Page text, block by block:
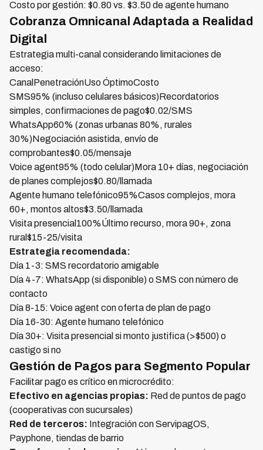
Costo por gestión: $0.80 vs. $3.50 de agente humano
Cobranza Omnicanal Adaptada a Realidad
Digital
Estrategia multi-canal considerando limitaciones de
acceso:
CanalPenetraciónUso ÓptimoCosto
SMS95% (incluso celulares básicos)Recordatorios
simples, confirmaciones de pago$0.02/SMS
WhatsApp60% (zonas urbanas 80%, rurales
30%)Negociación asistida, envío de
comprobantes$0.05/mensaje
Voice agent95% (todo celular)Mora 10+ días, negociación
de planes complejos$0.80/llamada
Agente humano telefónico95%Casos complejos, mora
60+, montos altos$3.50/llamada
Visita presencial100%Último recurso, mora 90+, zona
rural$15-25/visita
Estrategia recomendada:
Día 1-3: SMS recordatorio amigable
Día 4-7: WhatsApp (si disponible) o SMS con número de
contacto
Día 8-15: Voice agent con oferta de plan de pago
Día 16-30: Agente humano telefónico
Día 30+: Visita presencial si monto justifica (>$500) o
castigo si no
Gestión de Pagos para Segmento Popular
Facilitar pago es crítico en microcrédito:
Efectivo en agencias propias: Red de puntos de pago
(cooperativas con sucursales)
Red de terceros: Integración con ServipagOS,
Payphone, tiendas de barrio